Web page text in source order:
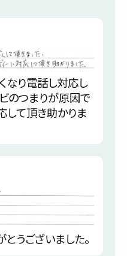
なり電話し対応し
のつまりが原因で
して頂き助かりま
とうございました。